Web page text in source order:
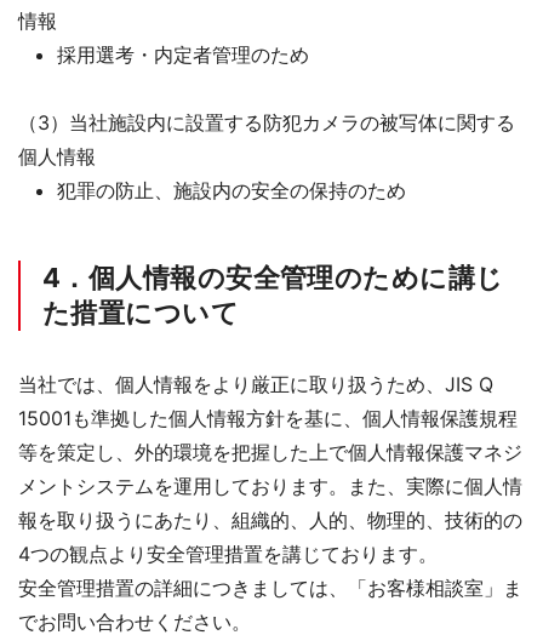
情報
採用選考・内定者管理のため
（3）当社施設内に設置する防犯カメラの被写体に関する
個人情報
犯罪の防止、施設内の安全の保持のため
4．個人情報の安全管理のために講じ
た措置について
当社では、個人情報をより厳正に取り扱うため、JIS Q
15001も準拠した個人情報方針を基に、個人情報保護規程
等を策定し、外的環境を把握した上で個人情報保護マネジ
メントシステムを運用しております。また、実際に個人情
報を取り扱うにあたり、組織的、人的、物理的、技術的の
4つの観点より安全管理措置を講じております。
安全管理措置の詳細につきましては、「お客様相談室」ま
でお問い合わせください。